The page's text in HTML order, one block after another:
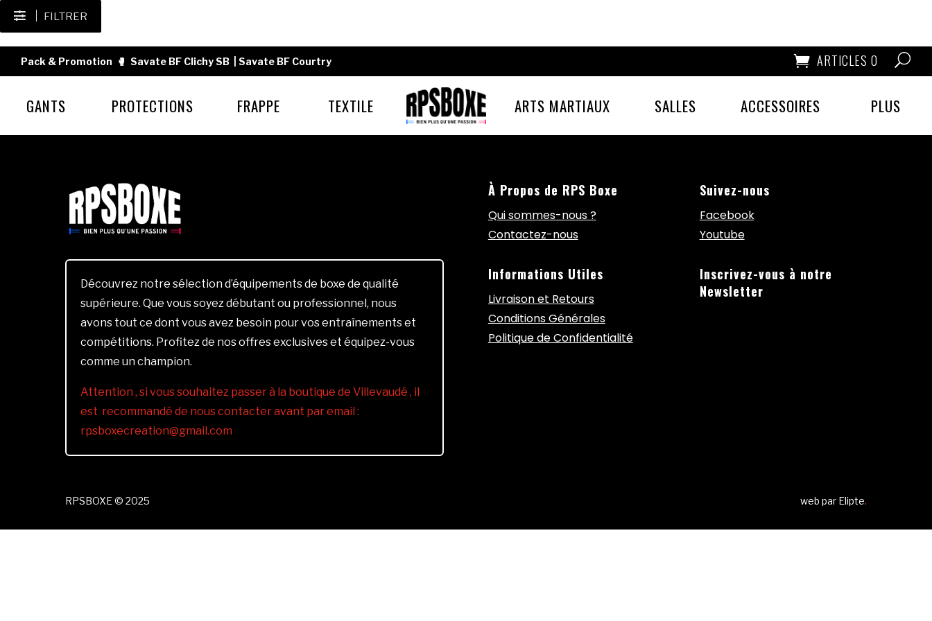
FILTRER
Pack & Promotion 🥊 Savate BF Clichy SB Savate BF Courtry ARTICLES 0
GANTS PROTECTIONS FRAPPE TEXTILE ARTS MARTIAUX SALLES ACCESSOIRES PLUS
Découvrez notre sélection d’équipements de boxe de qualité
supérieure. Que vous soyez débutant ou professionnel, nous
avons tout ce dont vous avez besoin pour vos entraînements et
compétitions. Profitez de nos offres exclusives et équipez-vous
comme un champion.
Attention , si vous souhaitez passer à la boutique de Villevaudé , il
est recommandé de nous contacter avant par email :
rpsboxecreation@gmail.com
À Propos de RPS Boxe
Qui sommes-nous ?
Contactez-nous
Informations Utiles
Livraison et Retours
Conditions Générales
Politique de Confidentialité
Suivez-nous
Facebook
Youtube
Inscrivez-vous à notre
Newsletter
RPSBOXE © 2025 web par Elipte.